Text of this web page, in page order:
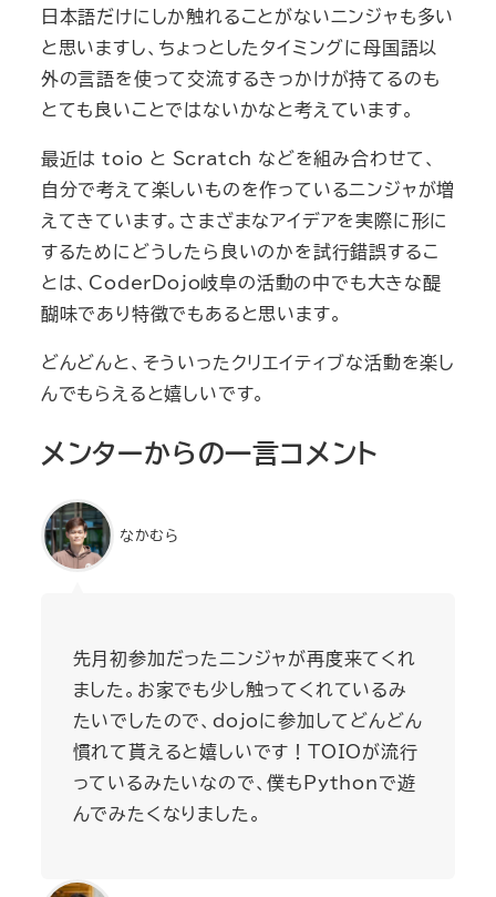
日本語だけにしか触れることがないニンジャも多い
と思いますし、ちょっとしたタイミングに母国語以
外の言語を使って交流するきっかけが持てるのも
とても良いことではないかなと考えています。
最近は toio と Scratch などを組み合わせて、
自分で考えて楽しいものを作っているニンジャが増
えてきています。さまざまなアイデアを実際に形に
するためにどうしたら良いのかを試行錯誤するこ
とは、CoderDojo岐阜の活動の中でも大きな醍
醐味であり特徴でもあると思います。
どんどんと、そういったクリエイティブな活動を楽し
んでもらえると嬉しいです。
メンターからの一言コメント
なかむら
先月初参加だったニンジャが再度来てくれ
ました。お家でも少し触ってくれているみ
たいでしたので、dojoに参加してどんどん
慣れて貰えると嬉しいです！TOIOが流行
っているみたいなので、僕もPythonで遊
んでみたくなりました。